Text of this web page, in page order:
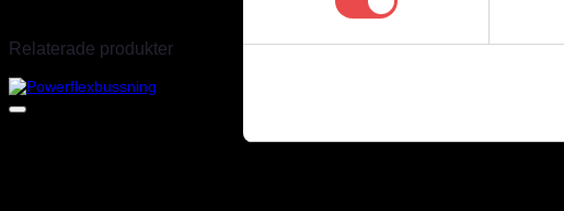
Endast inloggade kunder som har köpt denna produkt får lämna en recension.
Relaterade produkter